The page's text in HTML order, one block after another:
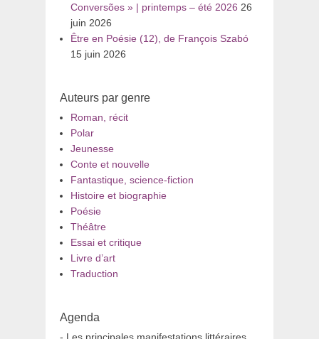
Conversões » | printemps – été 2026 26
juin 2026
Être en Poésie (12), de François Szabó
15 juin 2026
Auteurs par genre
Roman, récit
Polar
Jeunesse
Conte et nouvelle
Fantastique, science-fiction
Histoire et biographie
Poésie
Théâtre
Essai et critique
Livre d’art
Traduction
Agenda